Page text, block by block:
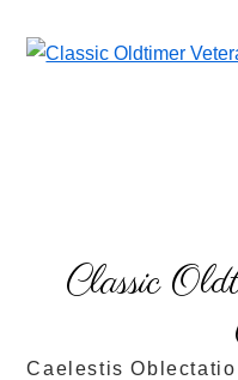
Classic
Caelestis